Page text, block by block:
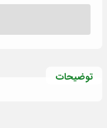
توضیحات